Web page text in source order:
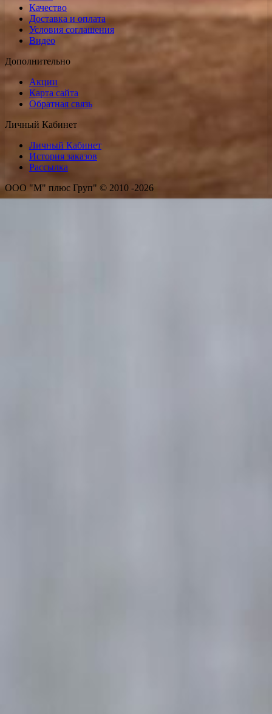
Качество
Доставка и оплата
Условия соглашения
Видео
Дополнительно
Акции
Карта сайта
Обратная связь
Личный Кабинет
Личный Кабинет
История заказов
Рассылка
ООО "М" плюс Груп" © 2010 -2026